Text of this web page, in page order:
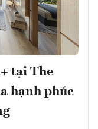
tại The
hạnh phúc